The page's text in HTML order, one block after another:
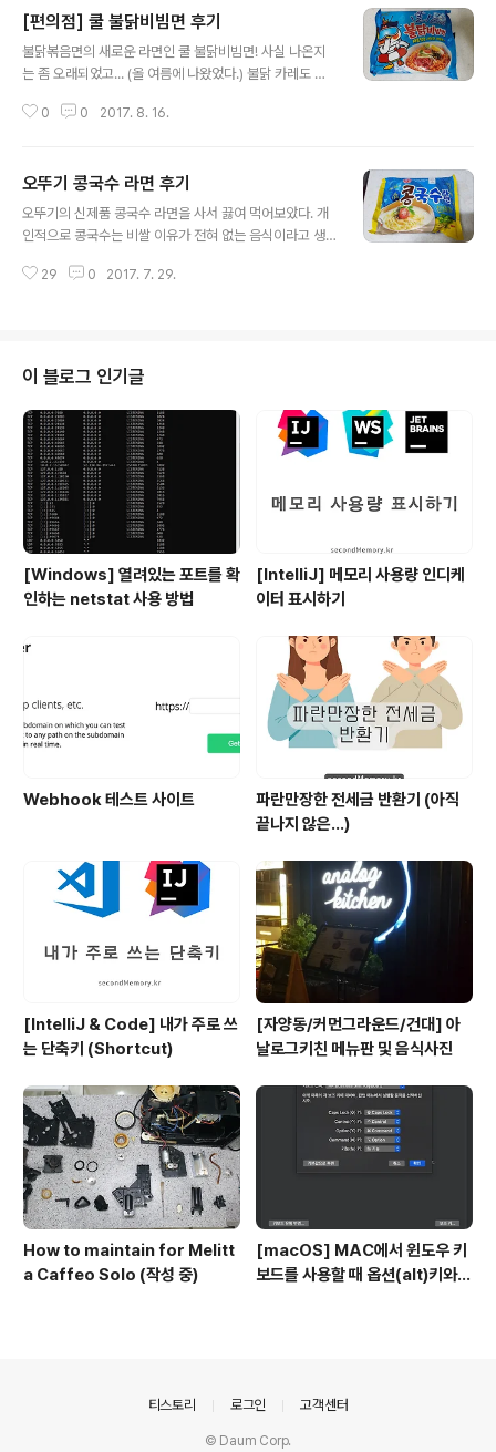
은 뚜껑 개봉 후 1분 정도 돌리면 된다. 아. 코우슬로는 빼고
돌리는 게 좋을 거다 ㅎㅎ이런 구조로 되어 있음.
[편의점] 쿨 불닭비빔면 후기
불닭볶음면의 새로운 라면인 쿨 불닭비빔면! 사실 나온지
는 좀 오래되었고... (올 여름에 나왔었다.) 불닭 카레도 나
조금 더 맵지만 비빔면의 새콤 달콤한 맛이 조금 덜하다. 이
다.액상스프와 후레이크가 있다.삶은 면소스가 생각보다
묽다.맛있음!! 확실히 색다른 비빔면이라 가끔 생각날 것 같
다.
0 0 2017. 8. 16.
오뚜기 콩국수 라면 후기
오뚜기의 신제품 콩국수 라면을 사서 끓여 먹어보았다. 개
인적으로 콩국수는 비쌀 이유가 전혀 없는 음식이라고 생
면서 6000원, 7000원에 파는 경우가 대부분이다. 솔직
엄청 저렴하게 먹을 수 있다. 여튼 그런 메뉴가 라면으로 나
왔다!! 결론부터 말하자면 아주 괜찮다!! 맛도 좋고 가격도
개당 천원 정도밖에 안 해 완전 맘에 든다 ㅎ 콩국수 라면
앞면 끓이는 방법은 차갑게 해서 먹는 라면과 동일하다. 스
프가 큼지막하다. 끓이기 전의 면은 겉보기엔 사리면과 그
닥 차이가 없을 비주얼이었는..
29 0 2017. 7. 29.
이 블로그 인기글
[Windows] 열려있는 포트를 확
인하는 netstat 사용 방법
[IntelliJ] 메모리 사용량 인디케
이터 표시하기
Webhook 테스트 사이트
파란만장한 전세금 반환기 (아직
끝나지 않은...)
[IntelliJ & Code] 내가 주로 쓰
는 단축키 (Shortcut)
[자양동/커먼그라운드/건대] 아
날로그키친 메뉴판 및 음식사진
How to maintain for Melitt
a Caffeo Solo (작성 중)
[macOS] MAC에서 윈도우 키
보드를 사용할 때 옵션(alt)키와
티스토리 로그인 고객센터
© Daum Corp.